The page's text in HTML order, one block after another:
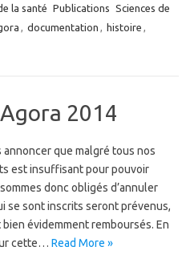
la santé Publications Sciences de
, documentation , histoire ,
2014
que malgré tous nos
est insuffisant pour pouvoir
donc obligés d’annuler
se sont inscrits seront prévenus,
évidemment remboursés. En
cette… Read More »